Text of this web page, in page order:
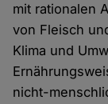
mit rationalen
von Fleisch
Klima und
nicht-